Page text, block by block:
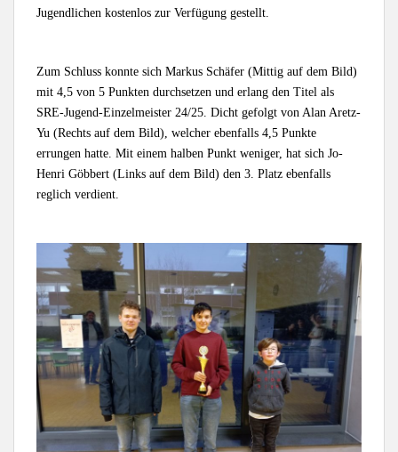
Jugendlichen kostenlos zur Verfügung gestellt.
Zum Schluss konnte sich Markus Schäfer (Mittig auf dem Bild)
mit 4,5 von 5 Punkten durchsetzen und erlang den Titel als
SRE-Jugend-Einzelmeister 24/25. Dicht gefolgt von Alan Aretz-
Yu (Rechts auf dem Bild), welcher ebenfalls 4,5 Punkte
errungen hatte. Mit einem halben Punkt weniger, hat sich Jo-
Henri Göbbert (Links auf dem Bild) den 3. Platz ebenfalls
reglich verdient.